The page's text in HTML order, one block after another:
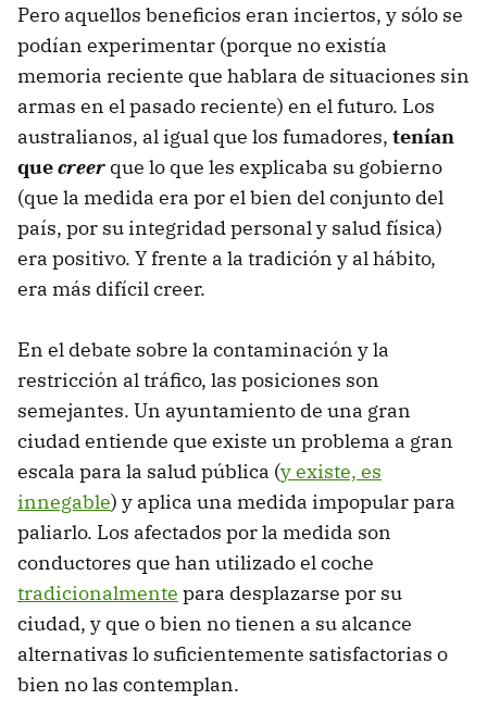
Pero aquellos beneficios eran inciertos, y sólo se
podían experimentar (porque no existía
memoria reciente que hablara de situaciones sin
armas en el pasado reciente) en el futuro. Los
australianos, al igual que los fumadores, tenían
quecreer que lo que les explicaba su gobierno
(que la medida era por el bien del conjunto del
país, por su integridad personal y salud física)
era positivo. Y frente a la tradición y al hábito,
era más difícil creer.
En el debate sobre la contaminación y la
restricción al tráfico, las posiciones son
semejantes. Un ayuntamiento de una gran
ciudad entiende que existe un problema a gran
escala para la salud pública (y existe, es
innegable) y aplica una medida impopular para
paliarlo. Los afectados por la medida son
conductores que han utilizado el coche
tradicionalmente para desplazarse por su
ciudad, y que o bien no tienen a su alcance
alternativas lo suficientemente satisfactorias o
bien no las contemplan.